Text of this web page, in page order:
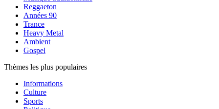
Reggaeton
Années 90
Trance
Heavy Metal
Ambient
Gospel
Thèmes les plus populaires
Informations
Culture
Sports